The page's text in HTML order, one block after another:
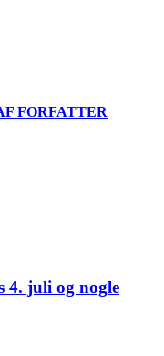
FORFATTER
4. juli og nogle